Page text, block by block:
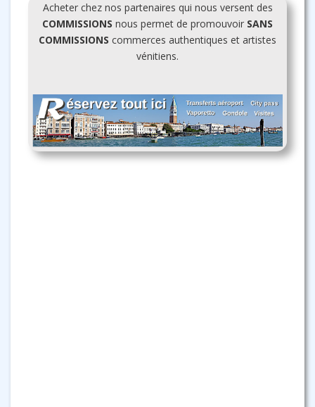
Acheter chez nos partenaires qui nous versent des
COMMISSIONS nous permet de promouvoir SANS
COMMISSIONS commerces authentiques et artistes
vénitiens.